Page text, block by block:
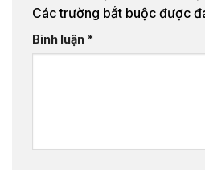
Các trường bắt buộc được
Bình luận *